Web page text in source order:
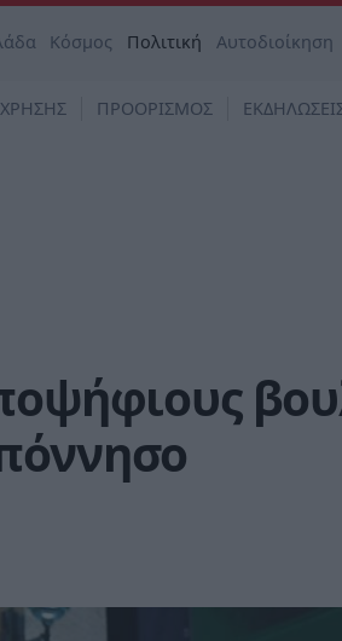
Κόσμος Πολιτική Αυτοδιοίκηση
ΠΡΟΟΡΙΣΜΟΣ